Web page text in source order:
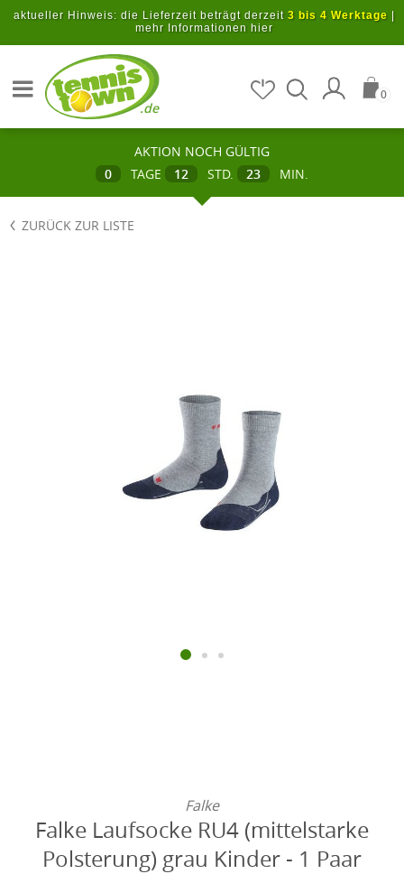
Zum Hauptinhalt springen
aktueller Hinweis: die Lieferzeit beträgt derzeit 3 bis 4 Werktage
mehr Informationen hier
.de
0
AKTION NOCH GÜLTIG
0
TAGE 12 STD. 23 MIN.
ZURÜCK ZUR LISTE
Falke
Falke Laufsocke RU4 (mittelstarke
Polsterung) grau Kinder - 1 Paar